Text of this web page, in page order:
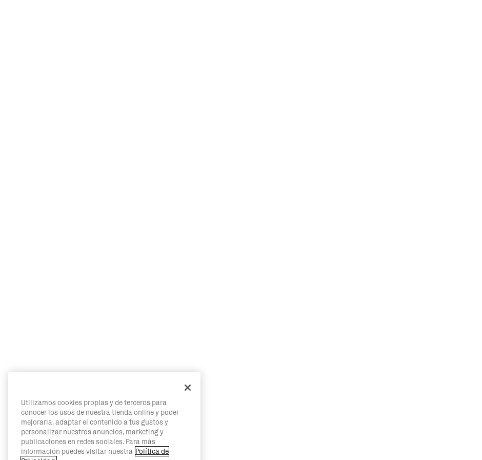
Utilizamos cookies propias y de terceros para
conocer los usos de nuestra tienda online y poder
mejorarla, adaptar el contenido a tus gustos y
personalizar nuestros anuncios, marketing y
publicaciones en redes sociales. Para más
información puedes visitar nuestra Política de